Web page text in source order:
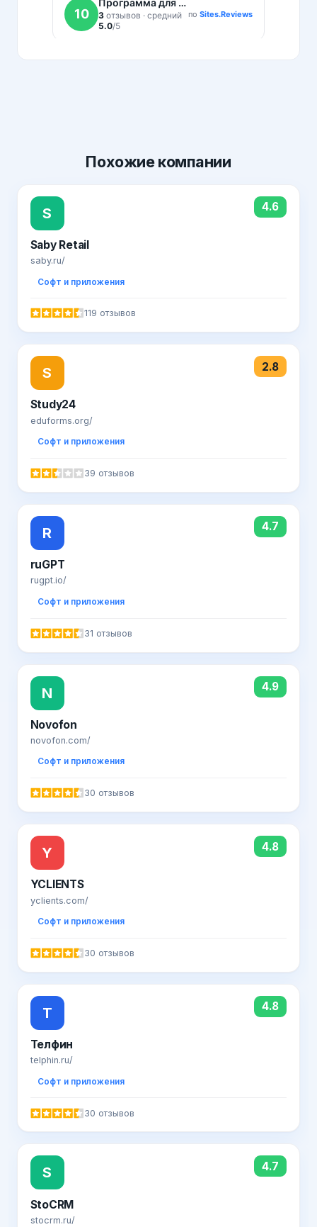
Похожиекомпании
S 4.6
Saby Retail
saby.ru/
Софт и приложения
119 отзывов
S 2.8
Study24
eduforms.org/
Софт и приложения
39 отзывов
R 4.7
ruGPT
rugpt.io/
Софт и приложения
31 отзывов
N 4.9
Novofon
novofon.com/
Софт и приложения
30 отзывов
Y 4.8
YCLIENTS
yclients.com/
Софт и приложения
30 отзывов
Т 4.8
Телфин
telphin.ru/
Софт и приложения
30 отзывов
S 4.7
StoCRM
stocrm.ru/